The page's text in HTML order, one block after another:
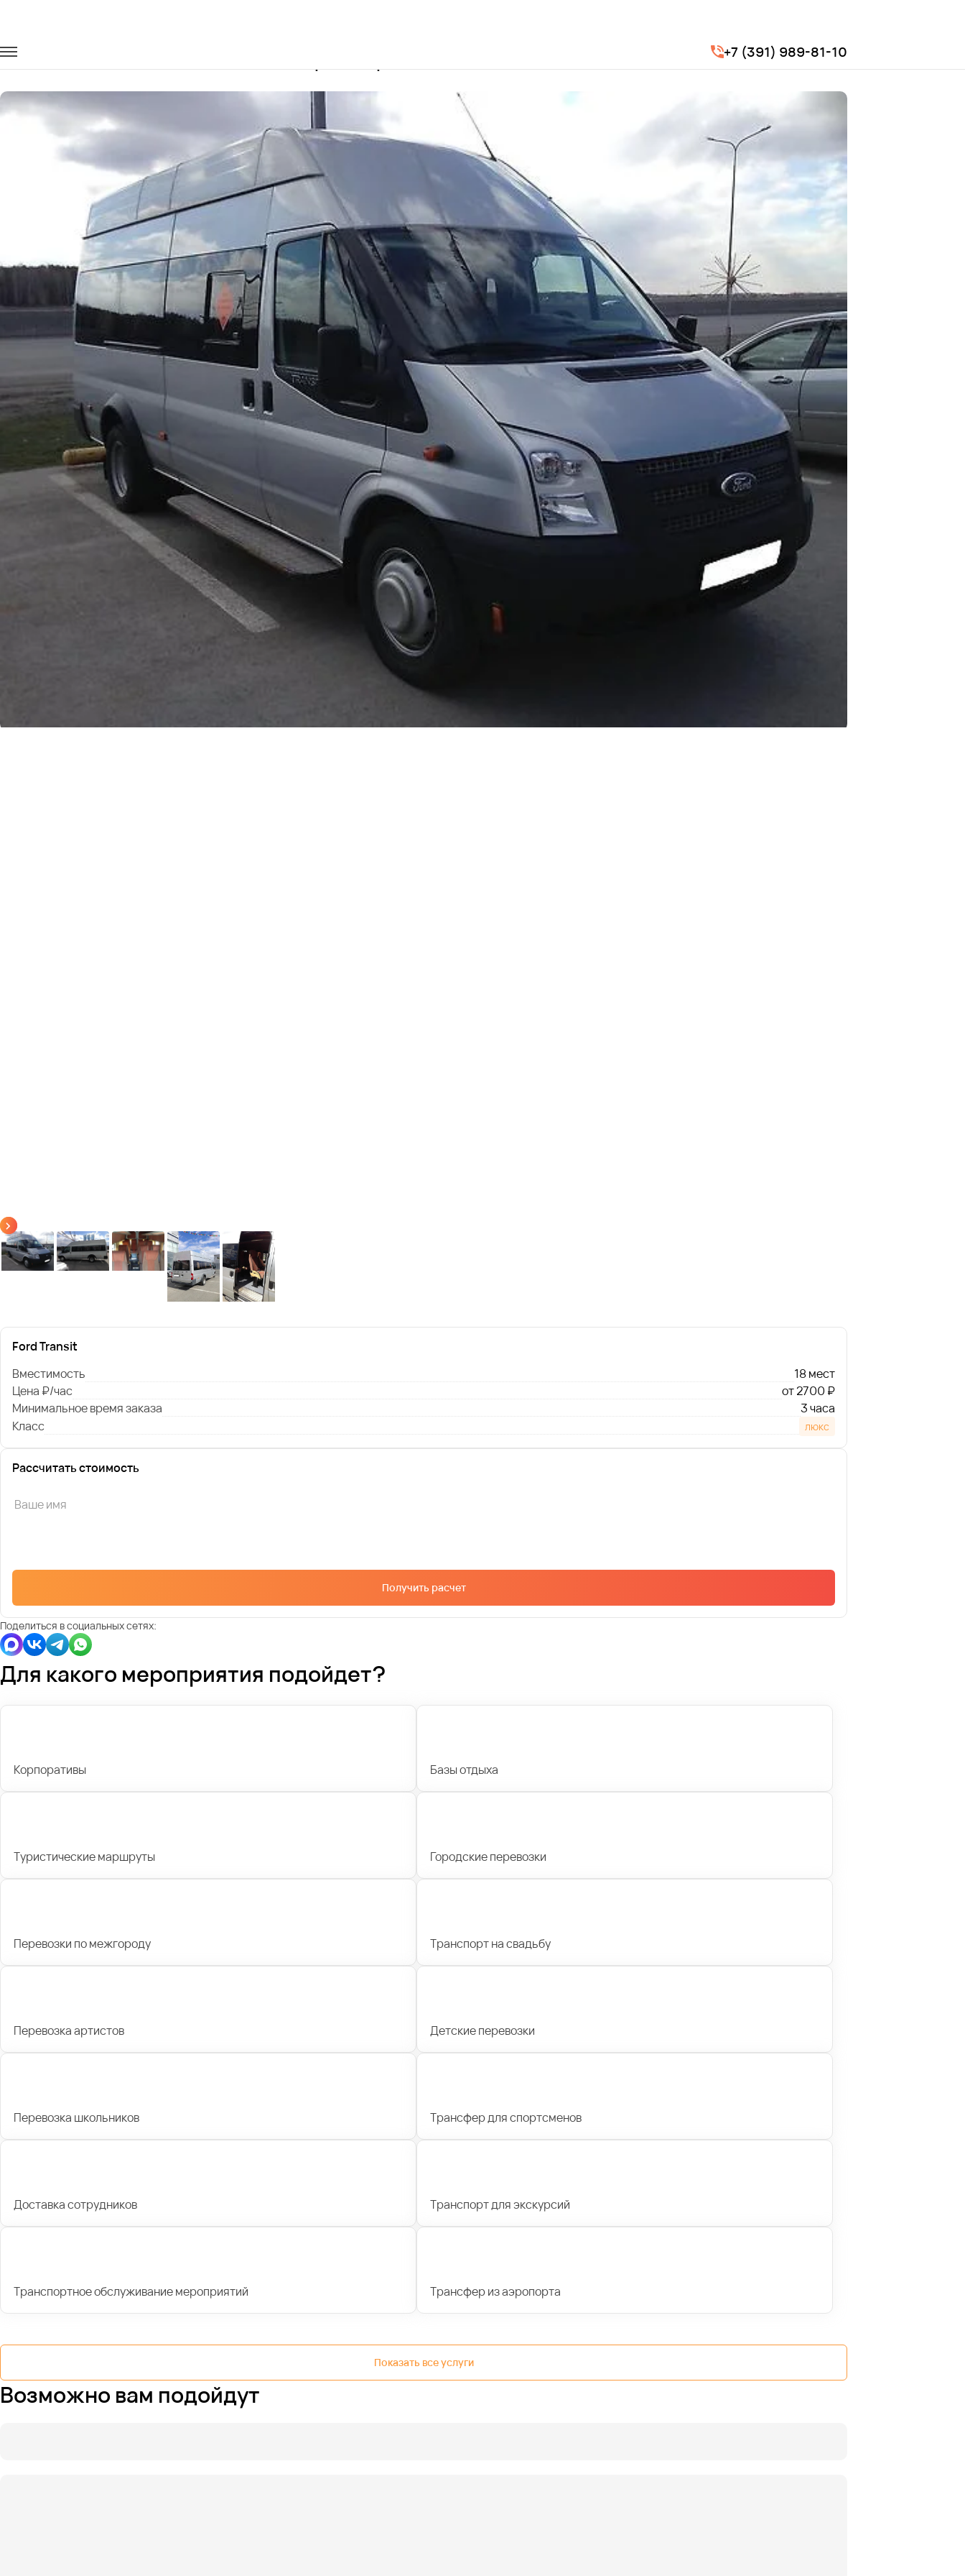
+7 (391) 989-81-10
Заказать Ford Transit с водителем в Красноярске
Ford Transit
Вместимость
18 мест
Цена ₽/час
от 2700 ₽
Минимальное время заказа
3 часа
Класс
люкс
Рассчитать стоимость
Получить расчет
Поделиться в социальных сетях:
Для какого мероприятия подойдет?
Корпоративы Базы отдыха
Туристические маршруты Городские перевозки
Перевозки по межгороду Транспорт на свадьбу
Перевозка артистов Детские перевозки
Перевозка школьников Трансфер для спортсменов
Доставка сотрудников Транспорт для экскурсий
Транспортное обслуживание мероприятий Трансфер из аэропорта
Показать все услуги
Возможно вам подойдут